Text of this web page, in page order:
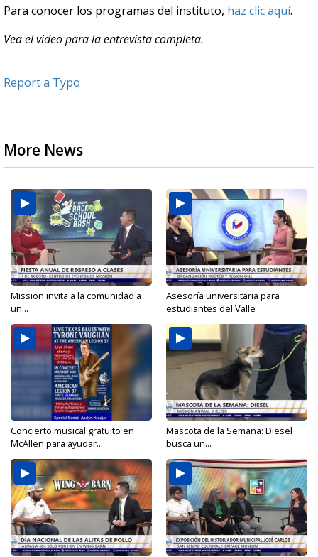
Para conocer los programas del instituto, haz clic aquí.
Vea el video para la entrevista completa.
Report a Typo
More News
Mission invita a la comunidad a
un...
Asesoría universitaria para
estudiantes del Valle
Concierto musical gratuito en
McAllen para ayudar...
Mascota de la Semana: Diesel
busca un...